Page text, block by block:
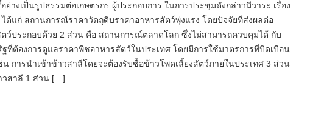
ย่างเป็นรูปธรรมต่อเกษตรกร ผู้ประกอบการ ในการประชุมดังกล่าวมีวาระ เรื่อง
ด้แก่ สถานการณ์ราคาวัตถุดิบราคาอาหารสัตว์พุ่งแรง โดยปัจจัยที่ส่งผลต่อ
ตว์ประกอบด้วย 2 ส่วน คือ สถานการณ์ตลาดโลก ซึ่งไม่สามารถควบคุมได้ กับ
ที่ต้องการดูแลราคาพืชอาหารสัตว์ในประเทศ โดยมีการใช้มาตรการที่บิดเบือน
น การนำเข้าข้าวสาลีโดยจะต้องรับซื้อข้าวโพดเลี้ยงสัตว์ภายในประเทศ 3 ส่วน
วสาลี 1 ส่วน […]